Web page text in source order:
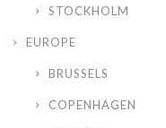
STOCKHOLM
EUROPE
BRUSSELS
COPENHAGEN